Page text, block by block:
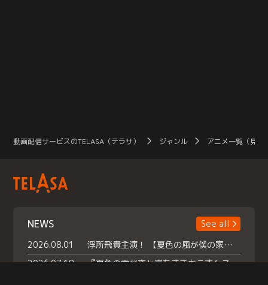
動画配信サービスのTELASA（テラサ） ジャンル アニメ一覧（見放
NEWS
See all
2026.08.01
浮所飛貴主演！ 【夏色の風が僕の家にやってきた】 本日よりテラサで独占配信スタート！
2026.07.18
『夏色の雲が恋と嵐をまきおこす』スペシャルメイキング 【Part1】2026年７月18日（土）23時30分～配信スタート！話題のシーンの裏側を大公開！豪華キャスト大集合！ 『武宮家 真夏の家族会議』開催！